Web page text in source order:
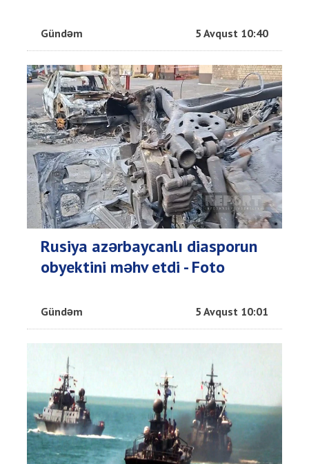
Gündəm 5 Avqust 10:40
Rusiya azərbaycanlı diasporun
obyektini məhv etdi - Foto
Gündəm 5 Avqust 10:01